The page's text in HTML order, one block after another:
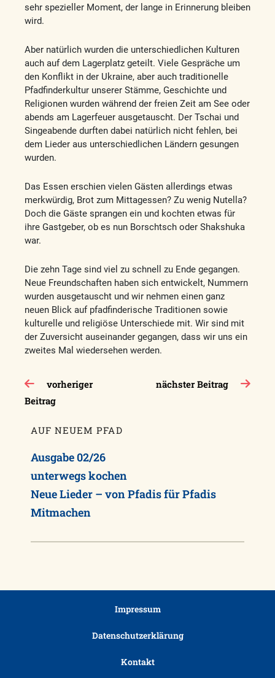
sehr spezieller Moment, der lange in Erinnerung bleiben
wird.
Aber natürlich wurden die unterschiedlichen Kulturen
auch auf dem Lagerplatz geteilt. Viele Gespräche um
den Konflikt in der Ukraine, aber auch traditionelle
Pfadfinderkultur unserer Stämme, Geschichte und
Religionen wurden während der freien Zeit am See oder
abends am Lagerfeuer ausgetauscht. Der Tschai und
Singeabende durften dabei natürlich nicht fehlen, bei
dem Lieder aus unterschiedlichen Ländern gesungen
wurden.
Das Essen erschien vielen Gästen allerdings etwas
merkwürdig, Brot zum Mittagessen? Zu wenig Nutella?
Doch die Gäste sprangen ein und kochten etwas für
ihre Gastgeber, ob es nun Borschtsch oder Shakshuka
war.
Die zehn Tage sind viel zu schnell zu Ende gegangen.
Neue Freundschaften haben sich entwickelt, Nummern
wurden ausgetauscht und wir nehmen einen ganz
neuen Blick auf pfadfinderische Traditionen sowie
kulturelle und religiöse Unterschiede mit. Wir sind mit
der Zuversicht auseinander gegangen, dass wir uns ein
zweites Mal wiedersehen werden.
Beitragsnavigation
vorheriger
Beitrag
nächster Beitrag
AUF NEUEM PFAD
Ausgabe 02/26
unterwegs kochen
Neue Lieder – von Pfadis für Pfadis
Mitmachen
Impressum
Datenschutzerklärung
Kontakt